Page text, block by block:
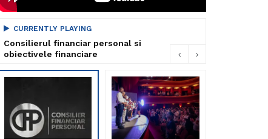
CURRENTLY PLAYING
Consilierul financiar personal si
obiectivele financiare